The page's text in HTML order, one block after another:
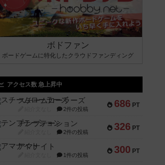
ボドファン
ボードゲームに特化したクラウドファンディング
アクセス数 急上昇中
686 PT
スチームローラーズ
2件の投稿
326 PT
テンプテーション
2件の投稿
300 PT
アマナイト
1件の投稿